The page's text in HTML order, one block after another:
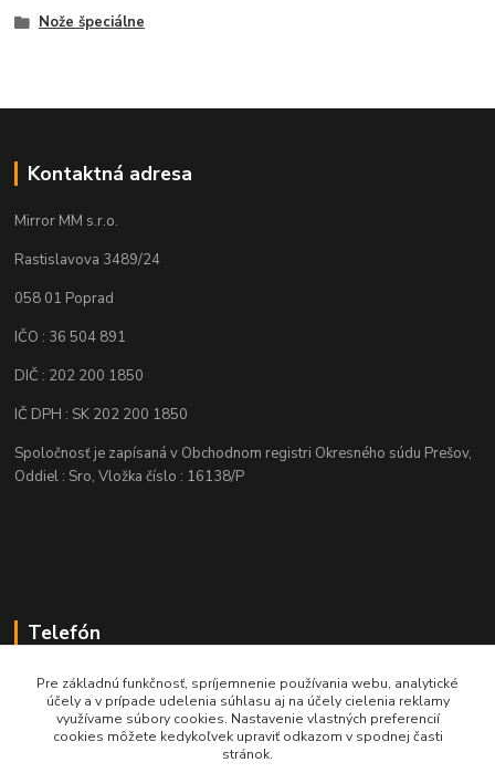
Nože špeciálne
Kontaktná adresa
Mirror MM s.r.o.
Rastislavova 3489/24
058 01 Poprad
IČO : 36 504 891
DIČ : 202 200 1850
IČ DPH : SK 202 200 1850
Spoločnosť je zapísaná v Obchodnom registri Okresného súdu Prešov,
Oddiel : Sro, Vložka číslo : 16138/P
Telefón
+421 905 622 625
obchod@nozeplus.sk
Pre základnú funkčnosť, spríjemnenie používania webu, analytické
účely a v prípade udelenia súhlasu aj na účely cielenia reklamy
využívame súbory cookies. Nastavenie vlastných preferencií
cookies môžete kedykoľvek upraviť odkazom v spodnej časti
stránok.